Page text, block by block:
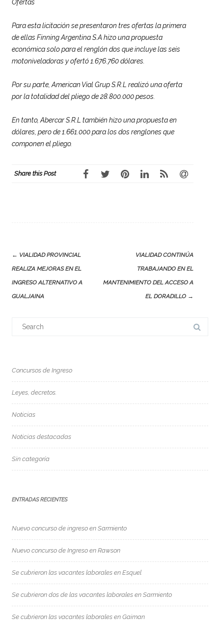
Ofertas
Para esta licitación se presentaron tres ofertas la primera
de ellas Finning Argentina S.A hizo una propuesta
económica solo para el renglón dos que incluye las seis
motoniveladoras y ofertó 1.676.760 dólares.
Por su parte, American Vial Grup S.R.L realizó una oferta
por la totalidad del pliego de 28.800.000 pesos.
En tanto, Abercar S.R.L también hizo una propuesta en
dólares, pero de 1.661.000 para los dos renglones que
componen el pliego.
Share this Post
Post
navigation
← VIALIDAD PROVINCIAL
REALIZA MEJORAS EN EL
INGRESO ALTERNATIVO A
GUALJAINA
VIALIDAD CONTINÚA
TRABAJANDO EN EL
MANTENIMIENTO DEL ACCESO A
EL DORADILLO →
Concursos de Ingreso
Leyes, decretos.
Noticias
Noticias destacadas
Sin categoría
ENTRADAS RECIENTES
Nuevo concurso de ingreso en Sarmiento
Nuevo concurso de Ingreso en Rawson
Se cubrieron las vacantes laborales en Esquel
Se cubrieron dos de las vacantes laborales en Sarmiento
Se cubrieron las vacantes laborales en Gaiman